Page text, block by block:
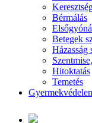
Bérmálás
Betegek
Házasság
Hitoktatás
Temetés